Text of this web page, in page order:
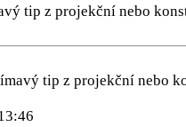
tip z projekční nebo
tip z projekční nebo